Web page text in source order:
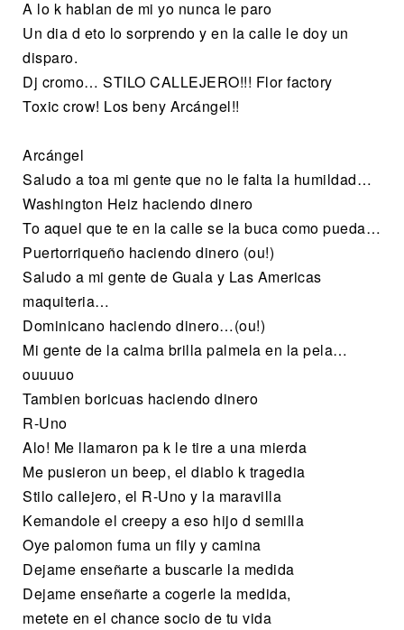
A lo k hablan de mi yo nunca le paro
Un dia d eto lo sorprendo y en la calle le doy un
disparo.
Dj cromo… STILO CALLEJERO!!! Flor factory
Toxic crow! Los beny Arcángel!!
Arcángel
Saludo a toa mi gente que no le falta la humildad…
Washington Heiz haciendo dinero
To aquel que te en la calle se la buca como pueda…
Puertorriqueño haciendo dinero (ou!)
Saludo a mi gente de Guala y Las Americas
maquiteria…
Dominicano haciendo dinero…(ou!)
Mi gente de la calma brilla palmela en la pela…
ouuuuo
Tambien boricuas haciendo dinero
R-Uno
Alo! Me llamaron pa k le tire a una mierda
Me pusieron un beep, el diablo k tragedia
Stilo callejero, el R-Uno y la maravilla
Kemandole el creepy a eso hijo d semilla
Oye palomon fuma un fily y camina
Dejame enseñarte a buscarle la medida
Dejame enseñarte a cogerle la medida,
metete en el chance socio de tu vida